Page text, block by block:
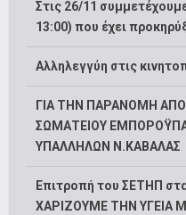
Στις 26/11
13:00) που έχει
Αλληλεγγύη στις
ΓΙΑ ΤΗΝ ΠΑΡΑΝΟΜΗ
ΣΩΜΑΤΕΙΟΥ
ΥΠΑΛΛΗΛΩΝ Ν.ΚΑΒΑΛΑΣ
Επιτροπή του ΣΕΤΗΠ
ΧΑΡΙΖΟΥΜΕ ΤΗΝ ΥΓΕΙΑ